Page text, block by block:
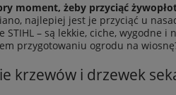
moment, żeby przyciąć
najlepiej jest je przyciąć u
STIHL – są lekkie, ciche, wygodne
przygotowaniu ogrodu na
krzewów i drzewek